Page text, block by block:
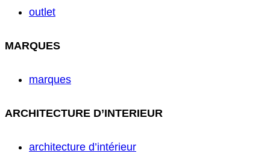
outlet
MARQUES
marques
ARCHITECTURE D’INTERIEUR
architecture d’intérieur